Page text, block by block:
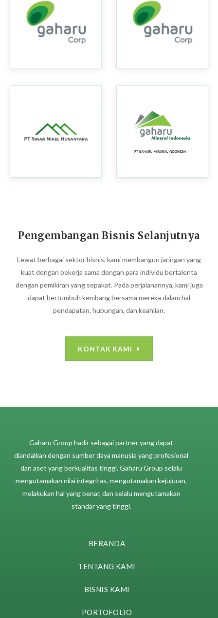
Pengembangan Bisnis Selanjutnya
Lewat berbagai sektor bisnis, kami membangun jaringan yang
kuat dengan bekerja sama dengan para individu bertalenta
dengan pemikiran yang sepakat. Pada perjalanannya, kami juga
dapat bertumbuh kembang bersama mereka dalam hal
pendapatan, hubungan, dan keahlian.
KONTAK KAMI
​​Gaharu Group hadir sebagai partner yang dapat
diandalkan dengan sumber daya manusia yang profesional
dan aset yang berkualitas tinggi. Gaharu Group selalu
mengutamakan nilai integritas, mengutamakan kejujuran,
melakukan hal yang benar, dan selalu mengutamakan
standar yang tinggi.
BERANDA
TENTANG KAMI
BISNIS KAMI
PORTOFOLIO